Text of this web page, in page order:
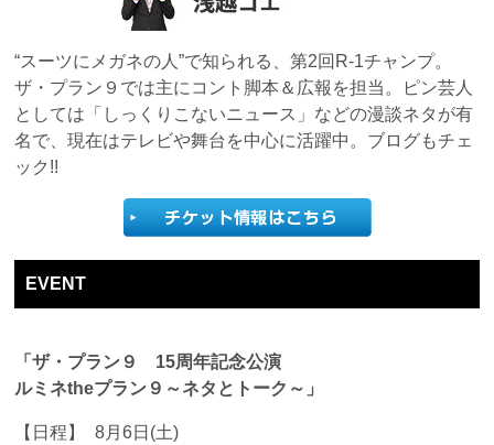
“スーツにメガネの人”で知られる、第2回R-1チャンプ。
ザ・プラン９では主にコント脚本＆広報を担当。ピン芸人
としては「しっくりこないニュース」などの漫談ネタが有
名で、現在はテレビや舞台を中心に活躍中。ブログもチェ
ック!!
EVENT
「ザ・プラン９ 15周年記念公演
ルミネtheプラン９～ネタとトーク～」
【日程】
8月6日(土)